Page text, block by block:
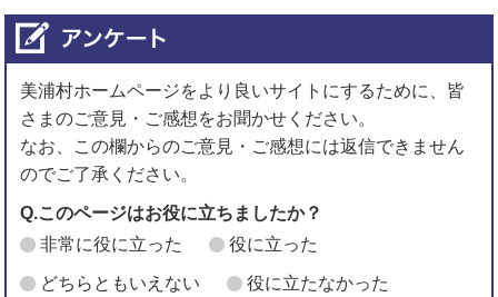
美浦村ホームページをより良いサイトにするために、皆
さまのご意見・ご感想をお聞かせください。
なお、この欄からのご意見・ご感想には返信できません
のでご了承ください。
Q.このページはお役に立ちましたか？
非常に役に立った
役に立った
どちらともいえない 役に立たなかった